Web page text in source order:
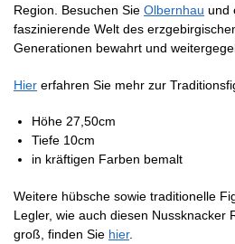
Region. Besuchen Sie Olbernhau und
faszinierende Welt des
Generationen bewahrt und
Hier erfahren Sie mehr zur
Höhe 27,50cm
Tiefe 10cm
in kräftigen Farben bemalt
Weitere hübsche sowie traditionelle
Legler, wie auch diesen Nussknacker
groß, finden Sie hier.